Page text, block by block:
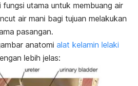
fungsi utama untuk membuang air
air mani bagi tujuan melakukan
pasangan.
anatomi alat kelamin lelaki
lebih jelas: